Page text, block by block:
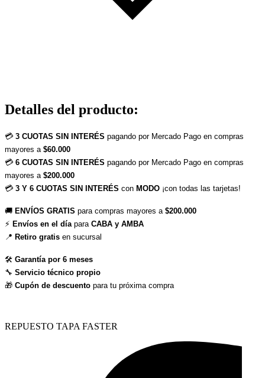
Detalles del producto:
💳 3 CUOTAS SIN INTERÉS pagando por Mercado Pago en compras
mayores a $60.000
💳 6 CUOTAS SIN INTERÉS pagando por Mercado Pago en compras
mayores a $200.000
💳 3 Y 6 CUOTAS SIN INTERÉS con MODO ¡con todas las tarjetas!
🚚 ENVÍOS GRATIS para compras mayores a $200.000
⚡ Envíos en el díapara CABA y AMBA
📍 Retiro gratis en sucursal
🛠 Garantía por 6 meses
🔧 Servicio técnico propio
🎁 Cupón de descuento para tu próxima compra
REPUESTO TAPA FASTER